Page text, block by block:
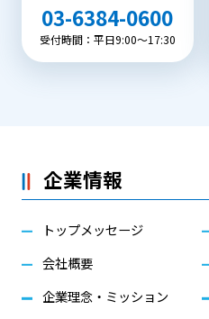
03-6384-0600
受付時間：平日9:00〜17:30
企業情報
トップメッセージ
会社概要
企業理念・ミッション